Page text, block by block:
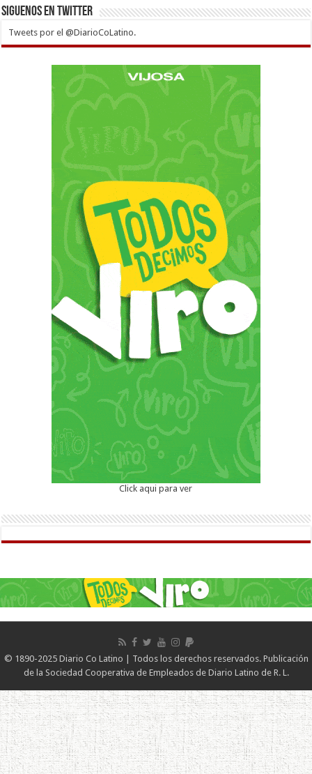
Siguenos en twitter
Tweets por el @DiarioCoLatino.
Click aqui para ver
© 1890-2025 Diario Co Latino | Todos los derechos reservados. Publicación
de la Sociedad Cooperativa de Empleados de Diario Latino de R. L.